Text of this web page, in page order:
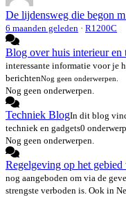
De lijdensweg die begon
6 maanden geleden · R1200C
Blog over huis interieur en
interessante informatie voor je
berichtenNog geen onderwerpen.
Nog geen onderwerpen.
Techniek BlogIn dit blog
techniek en gadgets0
Nog geen onderwerpen.
Regelgeving op het gebied
nog aangeboden om via de
strengste verboden is. Ook in